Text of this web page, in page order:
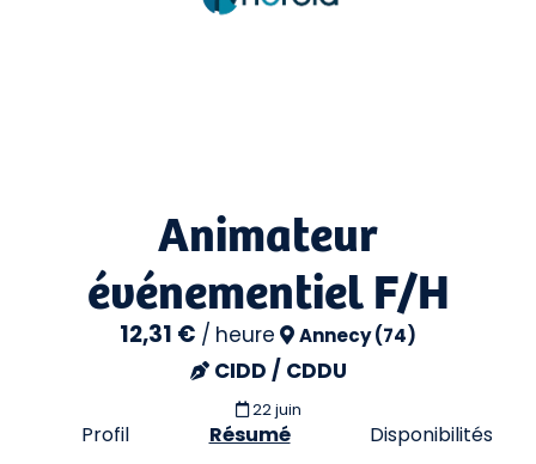
Animateur
événementiel F/H
12,31 € / heure Annecy (74)
CIDD / CDDU
22 juin
Profil Résumé Disponibilités